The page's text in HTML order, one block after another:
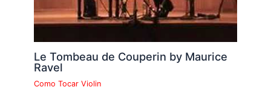
Le Tombeau de Couperin by Maurice
Ravel
Como Tocar Violin